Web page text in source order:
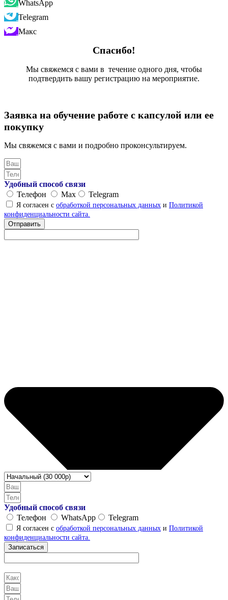
WhatsApp
Telegram
Макс
Спасибо!
Мы свяжемся с вами в течение одного дня, чтобы
подтвердить вашу регистрацию на мероприятие.
Заявка на обучение работе с капсулой или ее
покупку
Мы свяжемся с вами и подробно проконсультируем.
Удобный способ связи
Телефон
Max Telegram
Я согласен с обработкой персональных данных и Политикой
конфиденциальности сайта.
Отправить
Удобный способ связи
Телефон
WhatsApp Telegram
Я согласен с обработкой персональных данных и Политикой
конфиденциальности сайта.
Записаться